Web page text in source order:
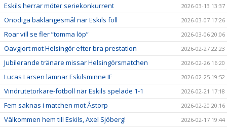
Eskils herrar möter seriekonkurrent 2026-03-13 13:37
Onödiga baklängesmål när Eskils föll 2026-03-07 17:26
Roar vill se fler ”tomma löp” 2026-03-06 20:06
Oavgjort mot Helsingör efter bra prestation 2026-02-27 22:23
Jubilerande tränare missar Helsingörsmatchen 2026-02-26 16:20
Lucas Larsen lämnar Eskilsminne IF 2026-02-25 19:52
Vindrutetorkare-fotboll när Eskils spelade 1-1 2026-02-21 17:18
Fem saknas i matchen mot Åstorp 2026-02-20 20:16
Välkommen hem till Eskils, Axel Sjöberg! 2026-02-17 19:44